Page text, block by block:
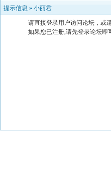
提示信息 » 小丽君
请直接登录用户访问论坛，或
如果您已注册,请先登录论坛即